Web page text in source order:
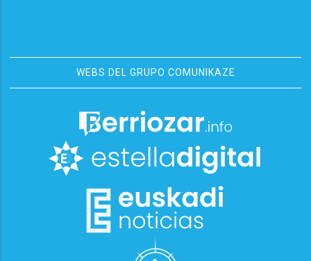
WEBS DEL GRUPO COMUNIKAZE